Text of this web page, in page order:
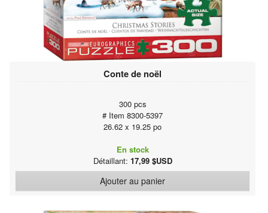
Conte de noël
300 pcs
# Item 8300-5397
26.62 x 19.25 po
En stock
Détaillant: 17,99 $USD
Ajouter au panier